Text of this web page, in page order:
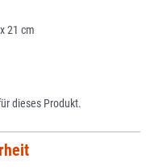
21 cm
dieses Produkt.